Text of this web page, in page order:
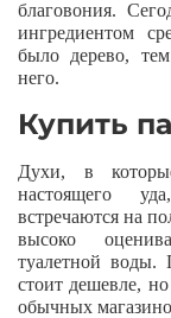
благовония.
ингредиентом
было дерево,
него.
Купить
Духи, в
настоящего
встречаются на
высоко
туалетной воды.
стоит дешевле,
обычных